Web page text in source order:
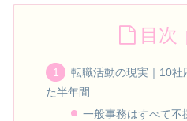
目次
転職活動の現実｜10社
た半年間
一般事務はすべて不